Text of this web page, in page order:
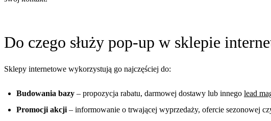
Do czego służy pop-up w sklepie
Sklepy internetowe wykorzystują go najczęściej do:
Budowania bazy – propozycja rabatu, darmowej dostawy lub innego lead
Promocji akcji – informowanie o trwającej wyprzedaży, ofercie sezonowej